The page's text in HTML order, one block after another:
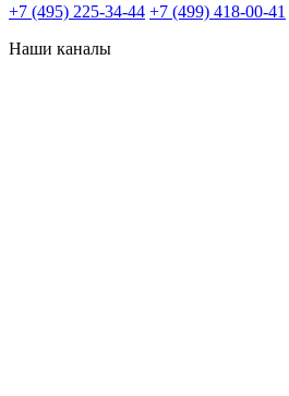
+7 (495) 225-34-44 +7 (499) 418-00-41
Наши каналы